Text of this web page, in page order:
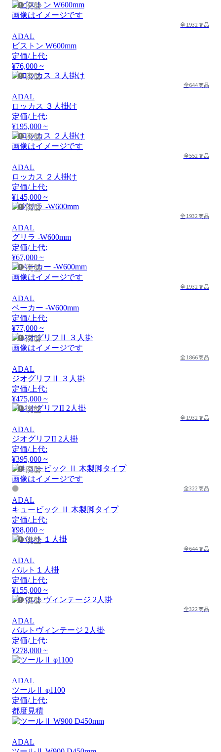
廃盤
画像はイメージです
全1932商品
ADAL
ビストン W600mm
定価/上代:
¥76,000 ~
廃盤
全644商品
ADAL
ロッカス ３人掛け
定価/上代:
¥195,000 ~
廃盤
画像はイメージです
全552商品
ADAL
ロッカス ２人掛け
定価/上代:
¥145,000 ~
廃盤
全1932商品
ADAL
グリラ -W600mm
定価/上代:
¥67,000 ~
廃盤
画像はイメージです
全1932商品
ADAL
ベーカー -W600mm
定価/上代:
¥77,000 ~
廃盤
画像はイメージです
全1866商品
ADAL
ジオグリフⅡ ３人掛
定価/上代:
¥475,000 ~
廃盤
全1932商品
ADAL
ジオグリフII 2人掛
定価/上代:
¥395,000 ~
廃盤
画像はイメージです
全322商品
ADAL
キュービック Ⅱ 木製脚タイプ
定価/上代:
¥98,000 ~
廃盤
全644商品
ADAL
バルト１人掛
定価/上代:
¥155,000 ~
廃盤
全322商品
ADAL
バルトヴィンテージ 2人掛
定価/上代:
¥278,000 ~
ADAL
ツールⅡ φ1100
定価/上代:
都度見積
ADAL